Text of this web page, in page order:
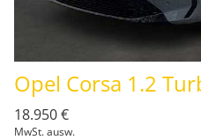
Opel Corsa 1.2
18.950 €
MwSt. ausw.